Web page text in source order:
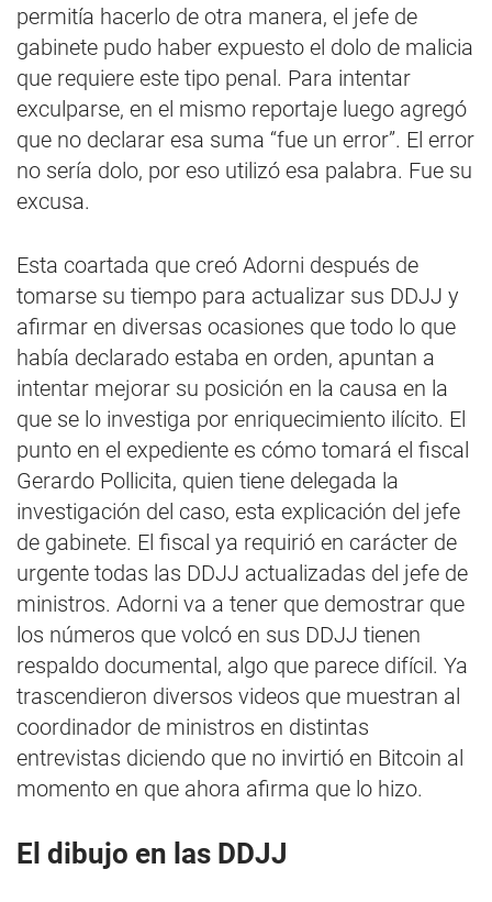
permitía hacerlo de otra manera, el jefe de
gabinete pudo haber expuesto el dolo de malicia
que requiere este tipo penal. Para intentar
exculparse, en el mismo reportaje luego agregó
que no declarar esa suma “fue un error”. El error
no sería dolo, por eso utilizó esa palabra. Fue su
excusa.
Esta coartada que creó Adorni después de
tomarse su tiempo para actualizar sus DDJJ y
afirmar en diversas ocasiones que todo lo que
había declarado estaba en orden, apuntan a
intentar mejorar su posición en la causa en la
que se lo investiga por enriquecimiento ilícito. El
punto en el expediente es cómo tomará el fiscal
Gerardo Pollicita, quien tiene delegada la
investigación del caso, esta explicación del jefe
de gabinete. El fiscal ya requirió en carácter de
urgente todas las DDJJ actualizadas del jefe de
ministros. Adorni va a tener que demostrar que
los números que volcó en sus DDJJ tienen
respaldo documental, algo que parece difícil. Ya
trascendieron diversos videos que muestran al
coordinador de ministros en distintas
entrevistas diciendo que no invirtió en Bitcoin al
momento en que ahora afirma que lo hizo.
El dibujo en las DDJJ